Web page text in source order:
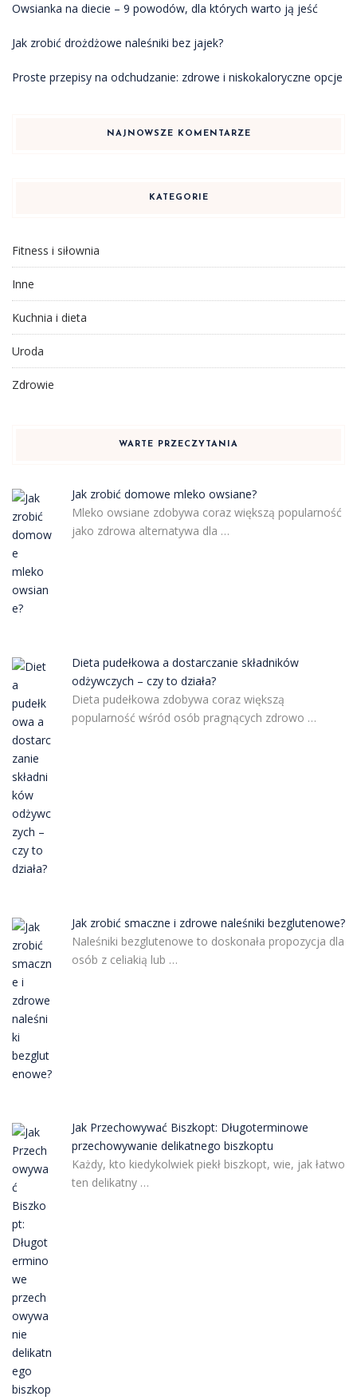
Owsianka na diecie – 9 powodów, dla których warto ją jeść
Jak zrobić drożdżowe naleśniki bez jajek?
Proste przepisy na odchudzanie: zdrowe i niskokaloryczne opcje
NAJNOWSZE KOMENTARZE
KATEGORIE
Fitness i siłownia
Inne
Kuchnia i dieta
Uroda
Zdrowie
WARTE PRZECZYTANIA
Jak zrobić domowe mleko owsiane?
Mleko owsiane zdobywa coraz większą popularność
jako zdrowa alternatywa dla …
Dieta pudełkowa a dostarczanie składników
odżywczych – czy to działa?
Dieta pudełkowa zdobywa coraz większą
popularność wśród osób pragnących zdrowo …
Jak zrobić smaczne i zdrowe naleśniki bezglutenowe?
Naleśniki bezglutenowe to doskonała propozycja dla
osób z celiakią lub …
Jak Przechowywać Biszkopt: Długoterminowe
przechowywanie delikatnego biszkoptu
Każdy, kto kiedykolwiek piekł biszkopt, wie, jak łatwo
ten delikatny …